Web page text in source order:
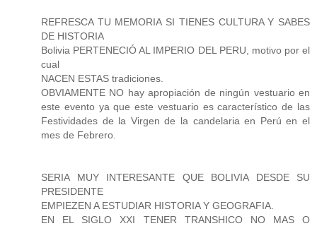
REFRESCA TU MEMORIA SI TIENES CULTURA Y SABES
DE HISTORIA
Bolivia PERTENECIÓ AL IMPERIO DEL PERU, motivo por el
cual
NACEN ESTAS tradiciones.
OBVIAMENTE NO hay apropiación de ningún vestuario en
este evento ya que este vestuario es característico de las
Festividades de la Virgen de la candelaria en Perú en el
mes de Febrero.
SERIA MUY INTERESANTE QUE BOLIVIA DESDE SU
PRESIDENTE
EMPIEZEN A ESTUDIAR HISTORIA Y GEOGRAFIA.
EN EL SIGLO XXI TENER TRANSHICO NO MAS O